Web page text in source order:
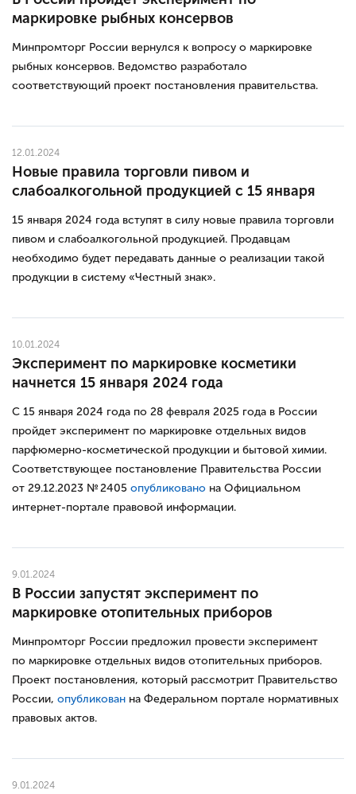
маркировке рыбных консервов
Минпромторг России вернулся к вопросу о маркировке
рыбных консервов. Ведомство разработало
соответствующий проект постановления правительства.
12.01.2024
Новые правила торговли пивом и
слабоалкогольной продукцией с 15 января
15 января 2024 года вступят в силу новые правила торговли
пивом и слабоалкогольной продукцией. Продавцам
необходимо будет передавать данные о реализации такой
продукции в систему «Честный знак».
10.01.2024
Эксперимент по маркировке косметики
начнется 15 января 2024 года
С 15 января 2024 года по 28 февраля 2025 года в России
пройдет эксперимент по маркировке отдельных видов
парфюмерно-косметической продукции и бытовой химии.
Соответствующее постановление Правительства России
от 29.12.2023 № 2405 опубликовано на Официальном
интернет-портале правовой информации.
9.01.2024
В России запустят эксперимент по
маркировке отопительных приборов
Минпромторг России предложил провести эксперимент
по маркировке отдельных видов отопительных приборов.
Проект постановления, который рассмотрит Правительство
России, опубликован на Федеральном портале нормативных
правовых актов.
9.01.2024